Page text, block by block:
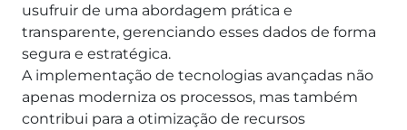
usufruir de uma abordagem prática e
transparente, gerenciando esses dados de forma
segura e estratégica.
A implementação de tecnologias avançadas não
apenas moderniza os processos, mas também
contribui para a otimização de recursos